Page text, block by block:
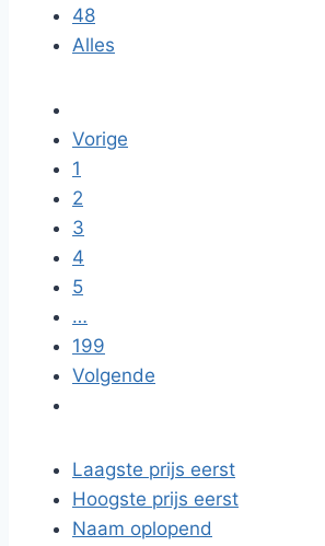
48
Alles
Vorige
1
2
3
4
5
…
199
Volgende
Laagste prijs eerst
Hoogste prijs eerst
Naam oplopend